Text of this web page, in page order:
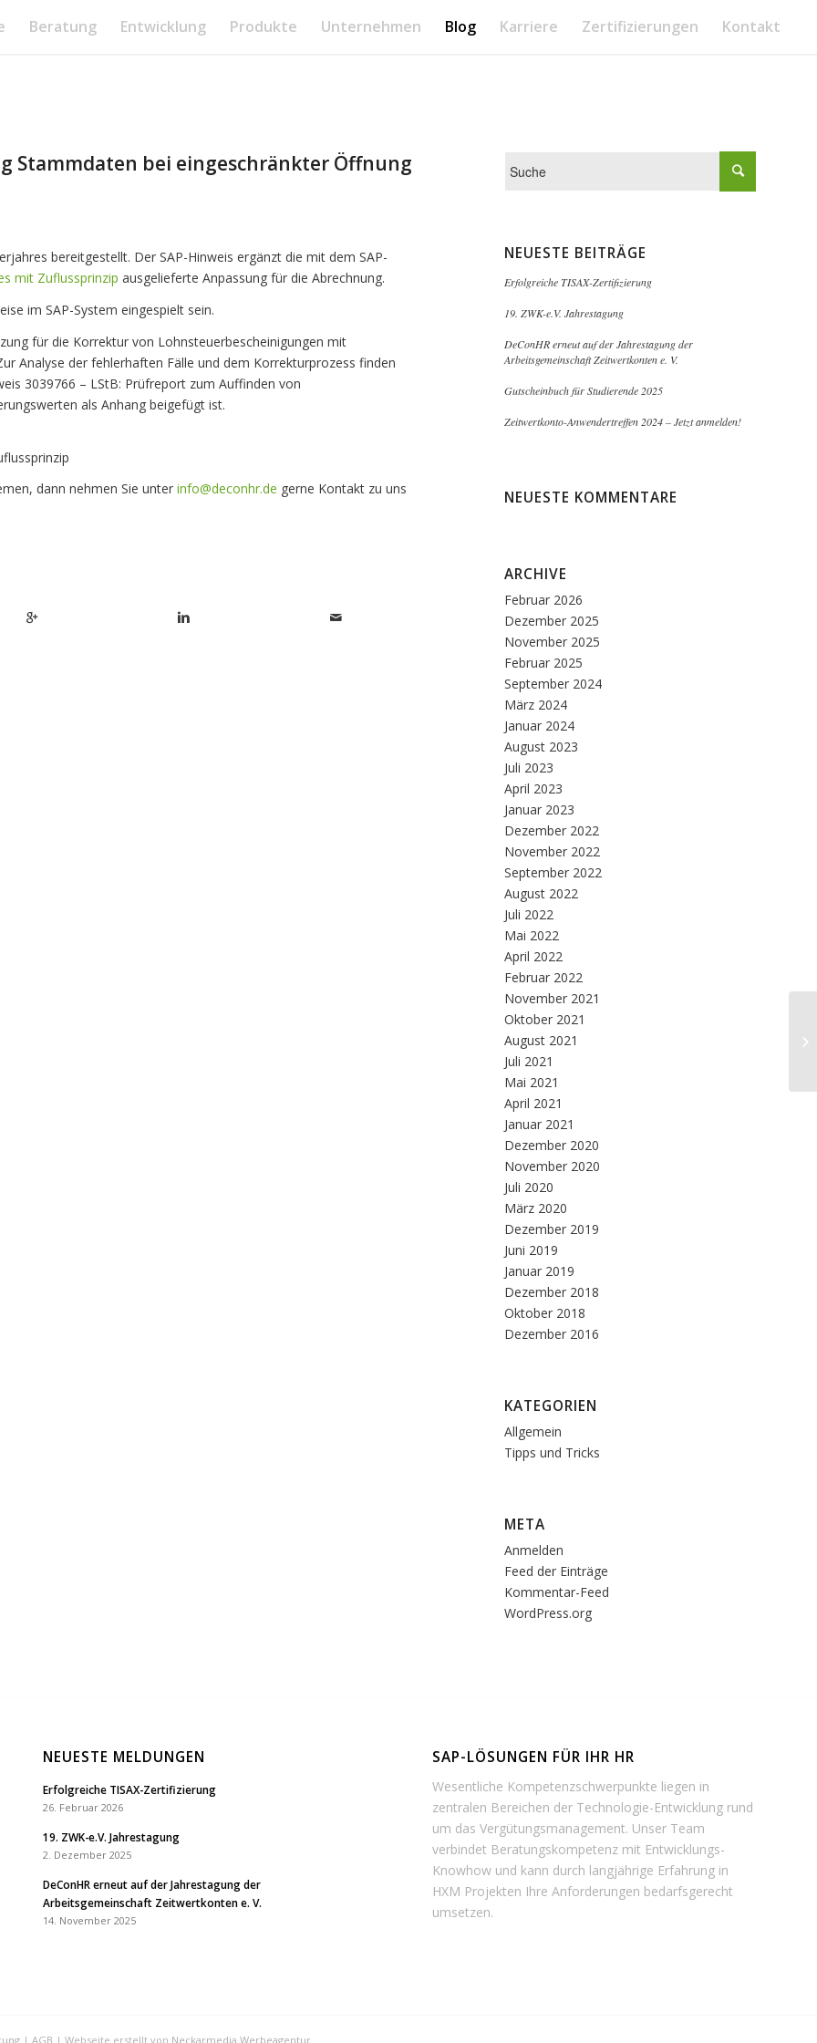
Beratung Entwicklung Produkte Unternehmen Blog Karriere Zertifizierungen Kontakt
Stammdaten bei eingeschränkter Öffnung
bereitgestellt. Der SAP-Hinweis ergänzt die mit dem SAP-
mit Zuflussprinzip ausgelieferte Anpassung für die Abrechnung.
im SAP-System eingespielt sein.
für die Korrektur von Lohnsteuerbescheinigungen mit
Analyse der fehlerhaften Fälle und dem Korrekturprozess finden
3039766 – LStB: Prüfreport zum Auffinden von
als Anhang beigefügt ist.
dann nehmen Sie unter info@deconhr.de gerne Kontakt zu uns
NEUESTE BEITRÄGE
Erfolgreiche TISAX-Zertifizierung
19. ZWK-e.V. Jahrestagung
DeConHR erneut auf der Jahrestagung der
Arbeitsgemeinschaft Zeitwertkonten e. V.
Gutscheinbuch für Studierende 2025
Zeitwertkonto-Anwendertreffen 2024 – Jetzt anmelden!
NEUESTE KOMMENTARE
ARCHIVE
Februar 2026
Dezember 2025
November 2025
Februar 2025
September 2024
März 2024
Januar 2024
August 2023
Juli 2023
April 2023
Januar 2023
Dezember 2022
November 2022
September 2022
August 2022
Juli 2022
Mai 2022
April 2022
Februar 2022
November 2021
Oktober 2021
August 2021
Juli 2021
Mai 2021
April 2021
Januar 2021
Dezember 2020
November 2020
Juli 2020
März 2020
Dezember 2019
Juni 2019
Januar 2019
Dezember 2018
Oktober 2018
Dezember 2016
KATEGORIEN
Allgemein
Tipps und Tricks
META
Anmelden
Feed der Einträge
Kommentar-Feed
WordPress.org
NEUESTE MELDUNGEN
Erfolgreiche TISAX-Zertifizierung
26. Februar 2026
19. ZWK-e.V. Jahrestagung
2. Dezember 2025
DeConHR erneut auf der Jahrestagung der
Arbeitsgemeinschaft Zeitwertkonten e. V.
14. November 2025
SAP-LÖSUNGEN FÜR IHR HR
Wesentliche Kompetenzschwerpunkte liegen in
zentralen Bereichen der Technologie-Entwicklung rund
um das Vergütungsmanagement. Unser Team
verbindet Beratungskompetenz mit Entwicklungs-
Knowhow und kann durch langjährige Erfahrung in
HXM Projekten Ihre Anforderungen bedarfsgerecht
umsetzen.
| AGB | Webseite erstellt von Neckarmedia Werbeagentur